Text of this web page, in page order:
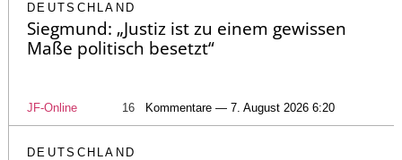
DEUTSCHLAND
Siegmund: „Justiz ist zu einem gewissen
Maße politisch besetzt“
JF-Online 16 Kommentare — 7. August 2026 6:20
DEUTSCHLAND